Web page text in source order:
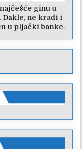
ginu u
Dakle, ne kradi i
u pljački banke.